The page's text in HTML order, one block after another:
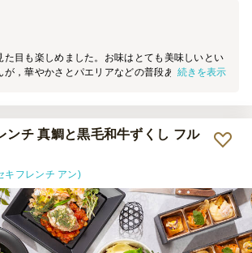
た目も楽しめました。お味はとても美味しいとい
が，華やかさとパエリアなどの普段あまり食べな
続きを表示
チ 真鯛と黒毛和牛ずくし フル
キフレンチ アン)